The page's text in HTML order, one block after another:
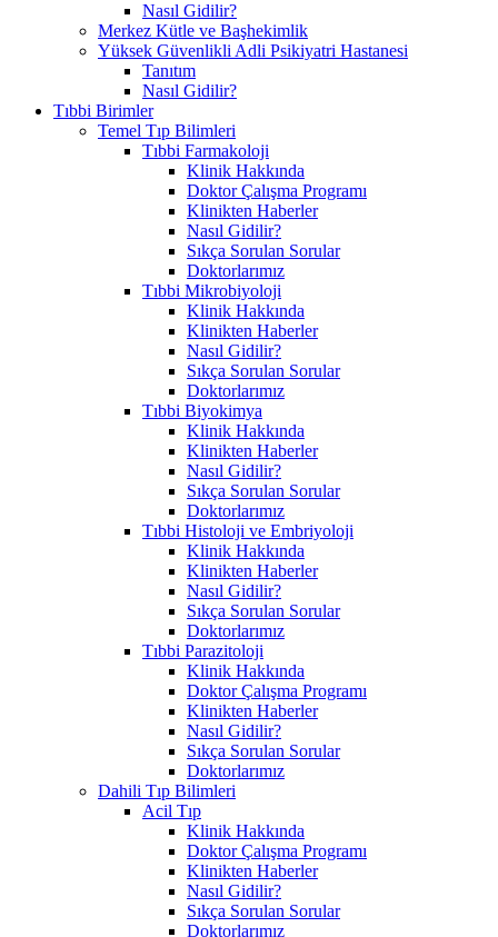
Nasıl Gidilir?
Merkez Kütle ve Başhekimlik
Yüksek Güvenlikli Adli Psikiyatri Hastanesi
Tanıtım
Nasıl Gidilir?
Tıbbi Birimler
Temel Tıp Bilimleri
Tıbbi Farmakoloji
Klinik Hakkında
Doktor Çalışma Programı
Klinikten Haberler
Nasıl Gidilir?
Sıkça Sorulan Sorular
Doktorlarımız
Tıbbi Mikrobiyoloji
Klinik Hakkında
Klinikten Haberler
Nasıl Gidilir?
Sıkça Sorulan Sorular
Doktorlarımız
Tıbbi Biyokimya
Klinik Hakkında
Klinikten Haberler
Nasıl Gidilir?
Sıkça Sorulan Sorular
Doktorlarımız
Tıbbi Histoloji ve Embriyoloji
Klinik Hakkında
Klinikten Haberler
Nasıl Gidilir?
Sıkça Sorulan Sorular
Doktorlarımız
Tıbbi Parazitoloji
Klinik Hakkında
Doktor Çalışma Programı
Klinikten Haberler
Nasıl Gidilir?
Sıkça Sorulan Sorular
Doktorlarımız
Dahili Tıp Bilimleri
Acil Tıp
Klinik Hakkında
Doktor Çalışma Programı
Klinikten Haberler
Nasıl Gidilir?
Sıkça Sorulan Sorular
Doktorlarımız